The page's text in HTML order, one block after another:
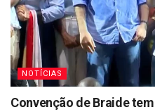
NOTÍCIAS
Convenção de Braide